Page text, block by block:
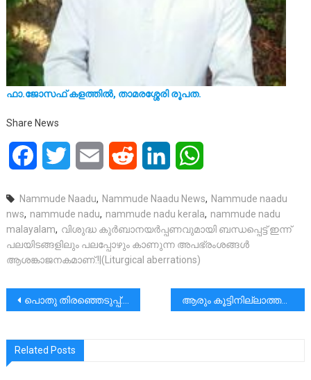
ഫാ.ജോസഫ് കളത്തിൽ, താമരശ്ശേരി രൂപത.
Share News
FacebookTwitter Email Reddit LinkedIn
Nammude Naadu, Nammude Naadu News, Nammude naadu
nws, nammude nadu, nammude nadu kerala, nammude nadu
malayalam, വിശുദ്ധ കുർബാനയർപ്പണവുമായി ബന്ധപ്പെട്ട് ഇന്ന്
പലയിടങ്ങളിലും പലപ്പോഴും കാണുന്ന അപഭ്രംശങ്ങൾ
ആശങ്കാജനകമാണ്.!|(Liturgical aberrations)
പോസ്റ്റുകളിലൂടെ
പൊതു തിരഞ്ഞെടുപ്പ്:ഇന്ത്യന്‍ ജനാധിപത്യത്തിന്റെ വിജയം – കെസിബിസി ആരും കൂട്ടിനില്ലാത്തപ്പോഴും ഒന്നും കൂടെയില്ലാത്തപ്പോഴും സന്തോഷത്തോടെയിരിക്കാൻ അദ്ദേഹത്തിനുള്ള കാരണമെന്തായിരിക്കും?
Related Posts